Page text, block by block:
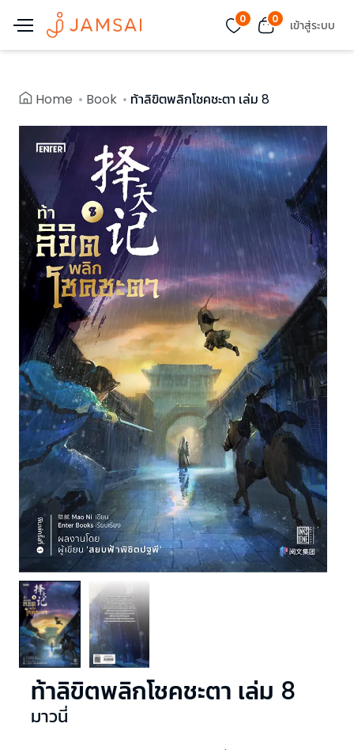
0 0 เข้าสู่ระบบ
Home Book ท้าลิขิตพลิกโชคชะตา เล่ม 8
ท้าลิขิตพลิกโชคชะตา เล่ม 8
มาวนี่